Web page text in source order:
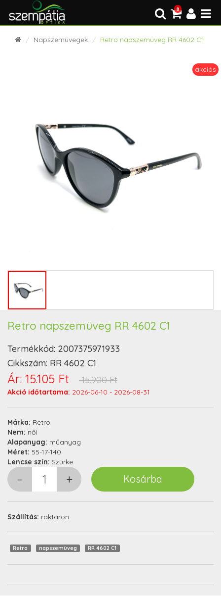
0
Napszemüvegek Retro napszemüveg RR 4602 C1
akciós
Retro napszemüveg RR 4602 C1
Termékkód: 2007375971933
Cikkszám: RR 4602 C1
Ár: 15.105 Ft 15.900 Ft
Akció időtartama: 2026-06-10 - 2026-08-31
Márka: Retro
Nem: női
Alapanyag: műanyag
Méret: 55-17-140
Lencse szín: Szürke
Szállítás: raktáron
Retro napszemüveg RR 4602 C1